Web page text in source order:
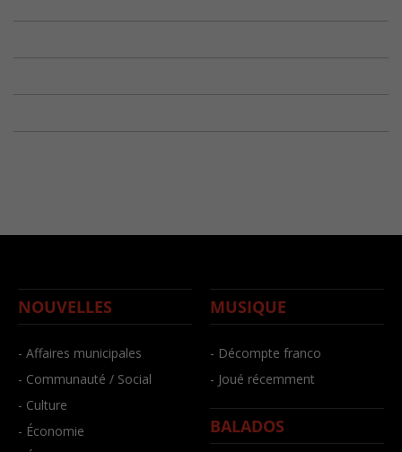
NOUVELLES
- Affaires municipales
- Communauté / Social
- Culture
- Économie
MUSIQUE
- Décompte franco
- Joué récemment
BALADOS